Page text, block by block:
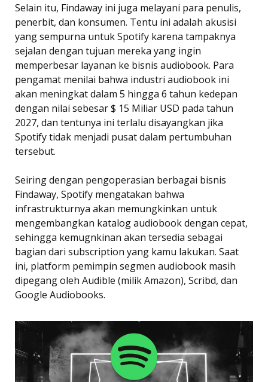
Selain itu, Findaway ini juga melayani para penulis,
penerbit, dan konsumen. Tentu ini adalah akusisi
yang sempurna untuk Spotify karena tampaknya
sejalan dengan tujuan mereka yang ingin
memperbesar layanan ke bisnis audiobook. Para
pengamat menilai bahwa industri audiobook ini
akan meningkat dalam 5 hingga 6 tahun kedepan
dengan nilai sebesar $ 15 Miliar USD pada tahun
2027, dan tentunya ini terlalu disayangkan jika
Spotify tidak menjadi pusat dalam pertumbuhan
tersebut.
Seiring dengan pengoperasian berbagai bisnis
Findaway, Spotify mengatakan bahwa
infrastrukturnya akan memungkinkan untuk
mengembangkan katalog audiobook dengan cepat,
sehingga kemugnkinan akan tersedia sebagai
bagian dari subscription yang kamu lakukan. Saat
ini, platform pemimpin segmen audiobook masih
dipegang oleh Audible (milik Amazon), Scribd, dan
Google Audiobooks.